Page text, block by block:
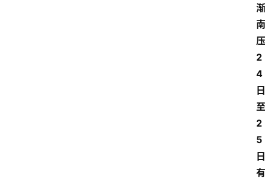
渐
南
压
2
4
日
至
2
5
日
有